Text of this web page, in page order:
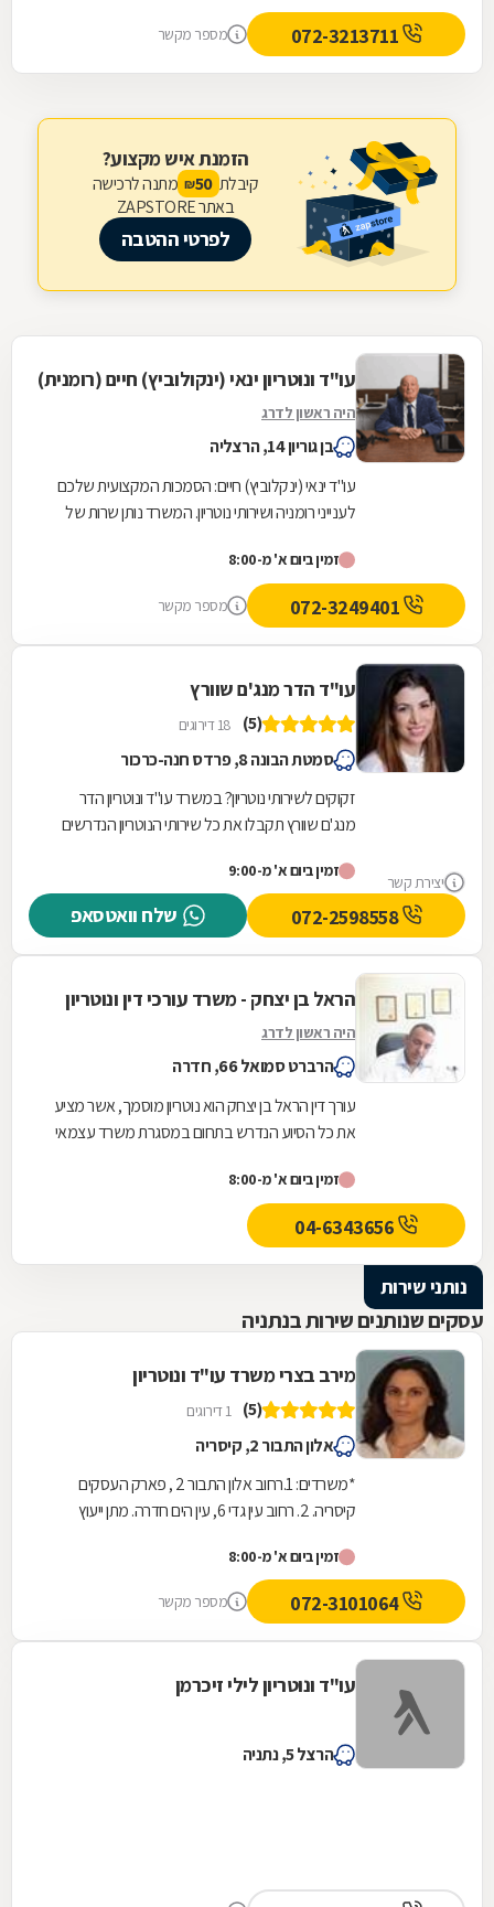
ממליצה בחום ! אין כמוה :)מספר מקשר
הזמנת איש מקצוע?
קיבלת 50
₪ מתנה לרכישה
באתר ZAPSTORE
לפרטי ההטבה
עו"ד ונוטריון ינאי (ינקולוביץ) חיים (רומנית)
היה ראשון לדרג
בן גוריון 14, הרצליה
עו"ד ינאי (ינקלוביץ) חיים: הסמכות המקצועית שלכם
לענייני רומניה ושירותי נוטריון. המשרד נותן שרות של
זמין ביום א' מ-8:00
מספר מקשר
יצירת קשר
עו"ד הדר מנג'ם שוורץ
(5) 18 דירוגים
סמטת הבונה 8, פרדס חנה-כרכור
זקוקים לשירותי נוטריון? במשרד עו"ד ונוטריון הדר
מנג'ם שוורץ תקבלו את כל שירותי הנוטריון הנדרשים
חנה...זמין ביום א' מ-9:00
שלח וואטסאפ 072-2598558
הראל בן יצחק - משרד עורכי דין ונוטריון
היה ראשון לדרג
הרברט סמואל 66, חדרה
עורך דין הראל בן יצחק הוא נוטריון מוסמך, אשר מציע
את כל הסיוע הנדרש בתחום במסגרת משרד עצמאי
זמין ביום א' מ-8:00
נותני שירות
עסקים שנותנים שירות בנתניה
מירב בצרי משרד עו"ד ונוטריון
(5) 1 דירוגים
אלון התבור 2, קיסריה
*משרדים: 1.רחוב אלון התבור 2 , פארק העסקים
קיסריה. 2. רחוב עין גדי 6, עין הים חדרה. מתן ייעוץ
זמין ביום א' מ-8:00
072-3101064 מספר מקשר
עו"ד ונוטריון לילי זיכרמן
הרצל 5, נתניה